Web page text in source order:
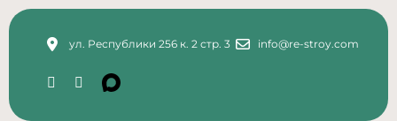
ул. Республики 256 к. 2 стр. 3 info@re-stroy.com